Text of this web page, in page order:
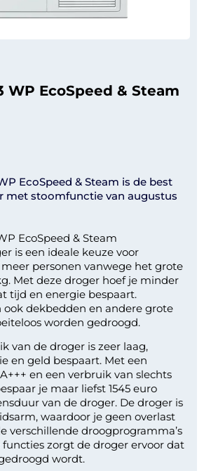
WP EcoSpeed & Steam
EcoSpeed & Steam is de best
met stoomfunctie van augustus
EcoSpeed & Steam
is een ideale keuze voor
personen vanwege het grote
Met deze droger hoef je minder
tijd en energie bespaart.
ook dekbedden en andere grote
worden gedroogd.
van de droger is zeer laag,
en geld bespaart. Met een
en een verbruik van slechts
je maar liefst 1545 euro
van de droger. De droger is
waardoor je geen overlast
verschillende droogprogramma’s
zorgt de droger ervoor dat
wordt.